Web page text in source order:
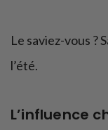
Le saviez-vous ?
l’été.
L’influence